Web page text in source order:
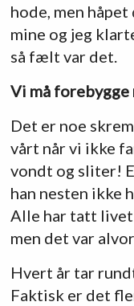
hode, men
mine og jeg
så fælt var det.
Vi må
Det er noe
vårt når vi ikke
vondt og sliter!
han nesten ikke
Alle har tatt livet
men det var
Hvert år tar
Faktisk er det